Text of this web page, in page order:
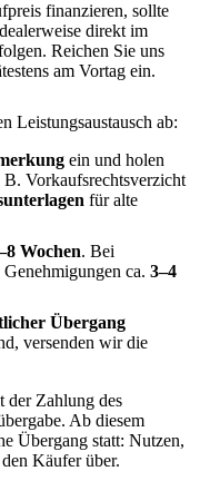
finanzieren, sollte
direkt im
Reichen Sie uns
am Vortag ein.
Leistungsaustausch ab:
ein und holen
B. Vorkaufsrechtsverzicht
für alte
Wochen. Bei
ca. 3–4
Übergang
versenden wir die
der Zahlung des
Ab diesem
Übergang statt: Nutzen,
Käufer über.